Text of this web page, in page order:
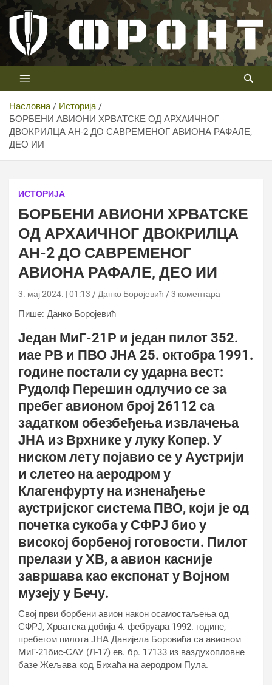
Скип
цонтент
Телевизија ФРОНТ
Први војни канал у Србији
Насловна
Историја
БОРБЕНИ АВИОНИ ХРВАТСКЕ ОД АРХАИЧНОГ
ДВОКРИЛЦА АН-2 ДО САВРЕМЕНОГ АВИОНА РАФАЛЕ,
ДЕО ИИ
ИСТОРИЈА
БОРБЕНИ АВИОНИ ХРВАТСКЕ
ОД АРХАИЧНОГ ДВОКРИЛЦА
АН-2 ДО САВРЕМЕНОГ
АВИОНА РАФАЛЕ, ДЕО ИИ
3. мај 2024. | 01:13 Данко Боројевић 3 коментара
Пише: Данко Боројевић
Један МиГ-21Р и један пилот 352.
иае РВ и ПВО ЈНА 25. октобра 1991.
године постали су ударна вест:
Рудолф Перешин одлучио се за
пребег авионом број 26112 са
задатком обезбеђења извлачења
ЈНА из Врхнике у луку Копер. У
ниском лету појавио се у Аустрији
и слетео на аеродром у
Клагенфурту на изненађење
аустријског система ПВО, који је од
почетка сукоба у СФРЈ био у
високој борбеној готовости. Пилот
прелази у ХВ, а авион касније
завршава као експонат у Војном
музеју у Бечу.
Свој први борбени авион након осамостаљења од
СФРЈ, Хрватска добија 4. фебруара 1992. године,
пребегом пилота ЈНА Данијела Боровића са авионом
МиГ-21бис-САУ (Л-17) ев. бр. 17133 из ваздухопловне
базе Жељава код Бихаћа на аеродром Пула.